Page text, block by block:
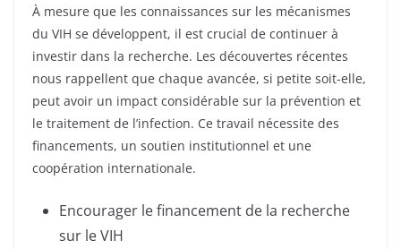
À mesure que les connaissances sur les mécanismes
du VIH se développent, il est crucial de continuer à
investir dans la recherche. Les découvertes récentes
nous rappellent que chaque avancée, si petite soit-elle,
peut avoir un impact considérable sur la prévention et
le traitement de l’infection. Ce travail nécessite des
financements, un soutien institutionnel et une
coopération internationale.
Encourager le financement de la recherche
sur le VIH